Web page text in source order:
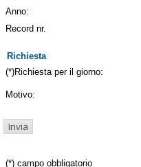
Anno:
Record nr.
Richiesta
(*)Richiesta per il giorno:
Motivo:
(*) campo obbligatorio